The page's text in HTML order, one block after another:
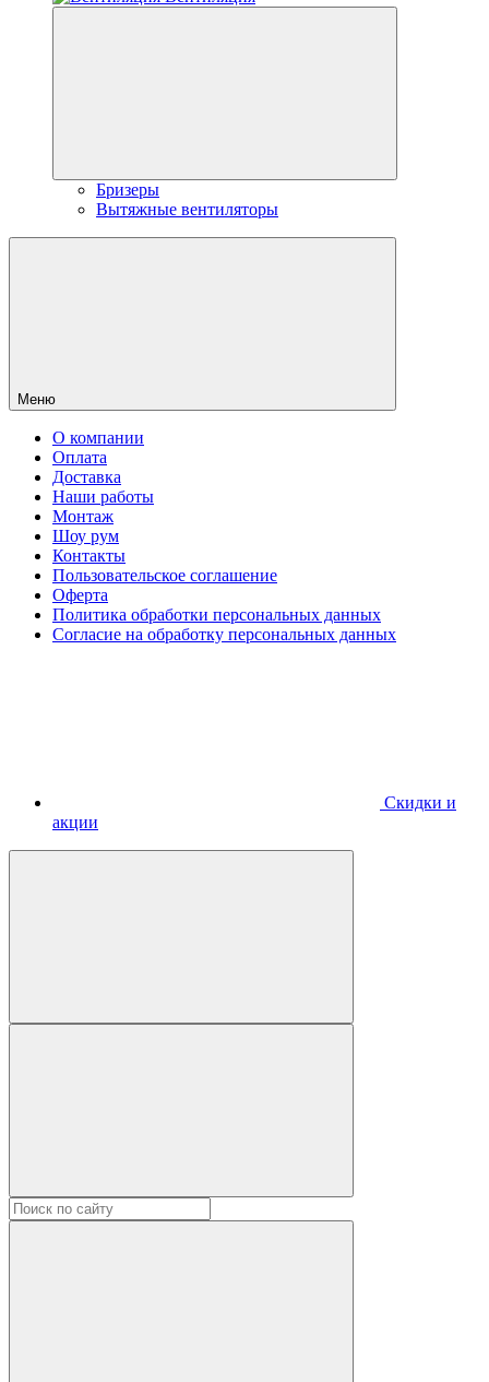
Бризеры
Вытяжные вентиляторы
Меню
О компании
Оплата
Доставка
Наши работы
Монтаж
Шоу рум
Контакты
Пользовательское соглашение
Оферта
Политика обработки персональных данных
Согласие на обработку персональных данных
Скидки и
акции